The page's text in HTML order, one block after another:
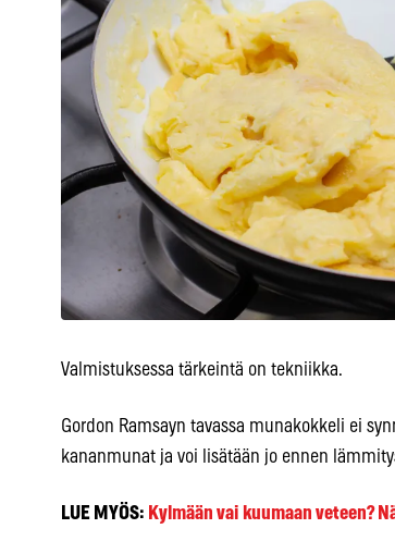
Valmistuksessa tärkeintä on tekniikka.
Gordon Ramsayn tavassa munakokkeli ei
kananmunat ja voi lisätään jo ennen
LUE MYÖS: Kylmään vai kuumaan veteen?